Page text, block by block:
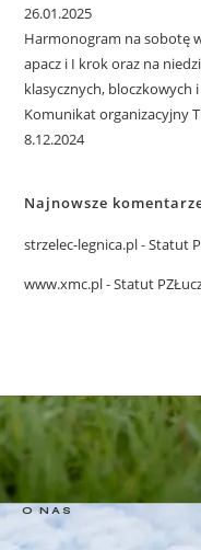
26.01.2025
Harmonogram na sobotę
apacz i I krok oraz na
klasycznych, bloczkowych
Komunikat organizacyjny
8.12.2024
Najnowsze
strzelec-legnica.pl-Statut
www.xmc.pl-Statut
O NAS